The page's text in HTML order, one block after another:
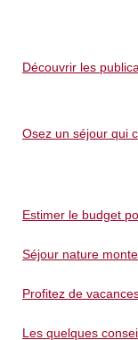
Découvrir les
Osez un séjour qui
Estimer le budget
Séjour nature
Profitez de
Les quelques